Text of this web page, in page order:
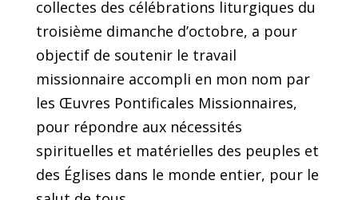
collectes des célébrations liturgiques du
troisième dimanche d’octobre, a pour
objectif de soutenir le travail
missionnaire accompli en mon nom par
les Œuvres Pontificales Missionnaires,
pour répondre aux nécessités
spirituelles et matérielles des peuples et
des Églises dans le monde entier, pour le